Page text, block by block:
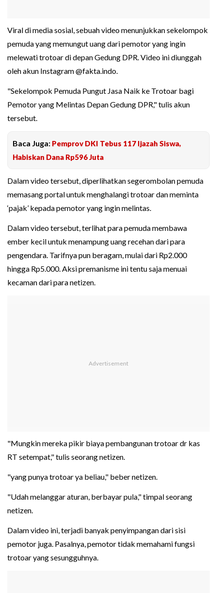
Viral di media sosial, sebuah video menunjukkan sekelompok
pemuda yang memungut uang dari pemotor yang ingin
melewati trotoar di depan Gedung DPR. Video ini diunggah
oleh akun Instagram @fakta.indo.
"Sekelompok Pemuda Pungut Jasa Naik ke Trotoar bagi
Pemotor yang Melintas Depan Gedung DPR," tulis akun
tersebut.
Baca Juga: Pemprov DKI Tebus 117 Ijazah Siswa,
Habiskan Dana Rp596 Juta
Dalam video tersebut, diperlihatkan segerombolan pemuda
memasang portal untuk menghalangi trotoar dan meminta
‘pajak’ kepada pemotor yang ingin melintas.
Dalam video tersebut, terlihat para pemuda membawa
ember kecil untuk menampung uang recehan dari para
pengendara. Tarifnya pun beragam, mulai dari Rp2.000
hingga Rp5.000. Aksi premanisme ini tentu saja menuai
kecaman dari para netizen.
"Mungkin mereka pikir biaya pembangunan trotoar dr kas
RT setempat," tulis seorang netizen.
"yang punya trotoar ya beliau," beber netizen.
"Udah melanggar aturan, berbayar pula," timpal seorang
netizen.
Dalam video ini, terjadi banyak penyimpangan dari sisi
pemotor juga. Pasalnya, pemotor tidak memahami fungsi
trotoar yang sesungguhnya.